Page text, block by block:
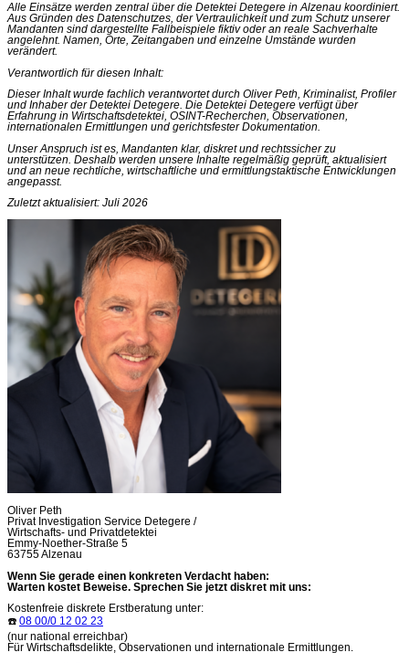
Alle Einsätze werden zentral über die Detektei Detegere in Alzenau koordiniert.
Aus Gründen des Datenschutzes, der Vertraulichkeit und zum Schutz unserer
Mandanten sind dargestellte Fallbeispiele fiktiv oder an reale Sachverhalte
angelehnt. Namen, Orte, Zeitangaben und einzelne Umstände wurden
verändert.
Verantwortlich für diesen Inhalt:
Dieser Inhalt wurde fachlich verantwortet durch Oliver Peth, Kriminalist, Profiler
und Inhaber der Detektei Detegere. Die Detektei Detegere verfügt über
Erfahrung in Wirtschaftsdetektei, OSINT-Recherchen, Observationen,
internationalen Ermittlungen und gerichtsfester Dokumentation.
Unser Anspruch ist es, Mandanten klar, diskret und rechtssicher zu
unterstützen. Deshalb werden unsere Inhalte regelmäßig geprüft, aktualisiert
und an neue rechtliche, wirtschaftliche und ermittlungstaktische Entwicklungen
angepasst.
Zuletzt aktualisiert: Juli 2026
Oliver Peth
Privat Investigation Service Detegere /
Wirtschafts- und Privatdetektei
Emmy-Noether-Straße 5
63755 Alzenau
Wenn Sie gerade einen konkreten Verdacht haben:
Warten kostet Beweise. Sprechen Sie jetzt diskret mit uns:
Kostenfreie diskrete Erstberatung unter:
☎️ 08 00/0 12 02 23
(nur national erreichbar)
Für Wirtschaftsdelikte, Observationen und internationale Ermittlungen.